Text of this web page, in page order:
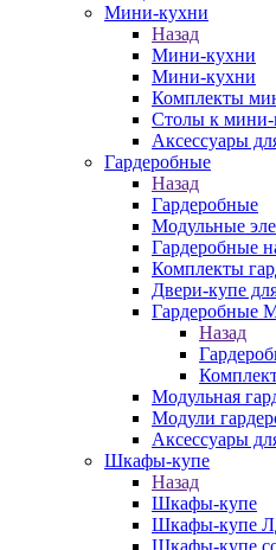
Мини-кухни
Назад
Мини-кухни
Мини-кухни
Комплекты
Столы к мини-
Аксессуары
Гардеробные
Назад
Гардеробные
Модульные
Гардеробные
Комплекты
Двери-купе
Гардеробные
Назад
Модульная
Модули
Аксессуары
Шкафы-купе
Назад
Шкафы-купе
Шкафы-купе
Шкафы-купе